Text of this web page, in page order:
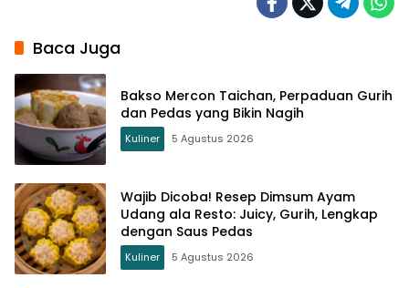
Baca Juga
Bakso Mercon Taichan, Perpaduan Gurih
dan Pedas yang Bikin Nagih
Kuliner 5 Agustus 2026
Wajib Dicoba! Resep Dimsum Ayam
Udang ala Resto: Juicy, Gurih, Lengkap
dengan Saus Pedas
Kuliner 5 Agustus 2026